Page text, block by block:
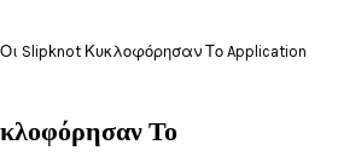
Οι Slipknot Κυκλοφόρησαν Το Application
Το